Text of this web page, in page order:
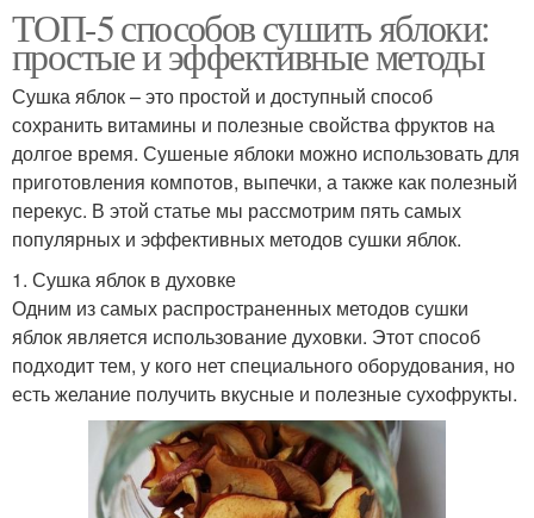
ТОП-5 способов сушить яблоки:
простые и эффективные методы
Сушка яблок – это простой и доступный способ
сохранить витамины и полезные свойства фруктов на
долгое время. Сушеные яблоки можно использовать для
приготовления компотов, выпечки, а также как полезный
перекус. В этой статье мы рассмотрим пять самых
популярных и эффективных методов сушки яблок.
1. Сушка яблок в духовке
Одним из самых распространенных методов сушки
яблок является использование духовки. Этот способ
подходит тем, у кого нет специального оборудования, но
есть желание получить вкусные и полезные сухофрукты.